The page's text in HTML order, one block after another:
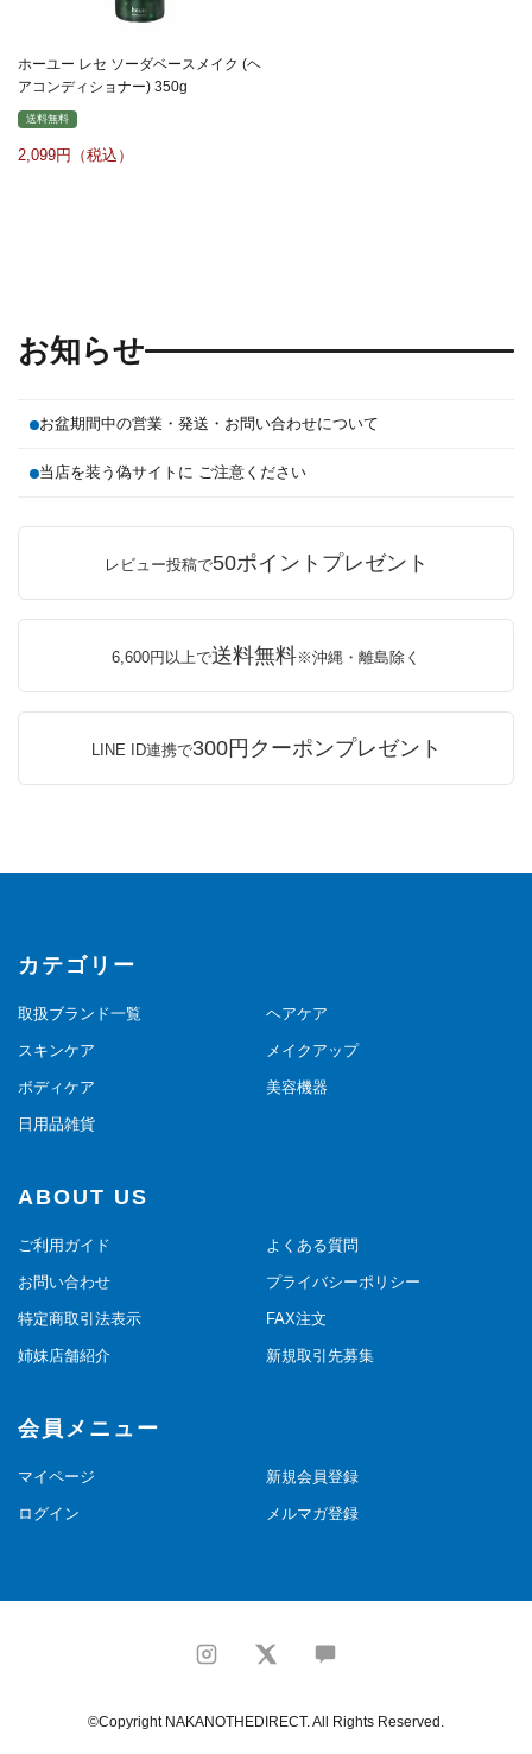
ホーユー レセ ソーダベースメイク (ヘ
アコンディショナー) 350g
送料無料
2,099
お知らせ
お盆期間中の営業・発送・お問い合わせについて
当店を装う偽サイトに ご注意ください
レビュー投稿で50ポイントプレゼント
6,600円以上で送料無料※沖縄・離島除く
LINE ID連携で300円クーポンプレゼント
カテゴリー
取扱ブランド一覧 ヘアケア
スキンケア メイクアップ
ボディケア 美容機器
日用品雑貨
ABOUT US
ご利用ガイド よくある質問
お問い合わせ プライバシーポリシー
特定商取引法表示 FAX注文
姉妹店舗紹介 新規取引先募集
会員メニュー
マイページ 新規会員登録
ログイン メルマガ登録
©Copyright NAKANOTHEDIRECT. All Rights Reserved.